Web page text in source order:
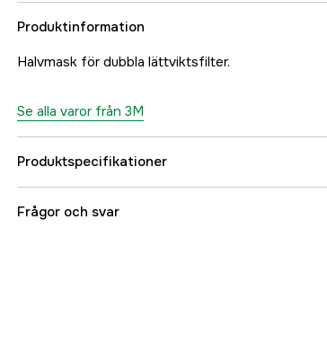
Produktinformation
Halvmask för dubbla lättviktsfilter.
Se alla varor från 3M
Produktspecifikationer
Referensnummer
Frågor och svar